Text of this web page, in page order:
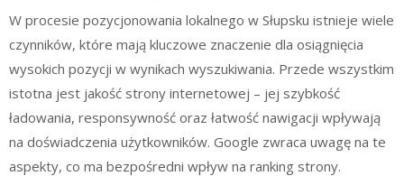
W procesie pozycjonowania lokalnego w Słupsku istnieje wiele
czynników, które mają kluczowe znaczenie dla osiągnięcia
wysokich pozycji w wynikach wyszukiwania. Przede wszystkim
istotna jest jakość strony internetowej – jej szybkość
ładowania, responsywność oraz łatwość nawigacji wpływają
na doświadczenia użytkowników. Google zwraca uwagę na te
aspekty, co ma bezpośredni wpływ na ranking strony.